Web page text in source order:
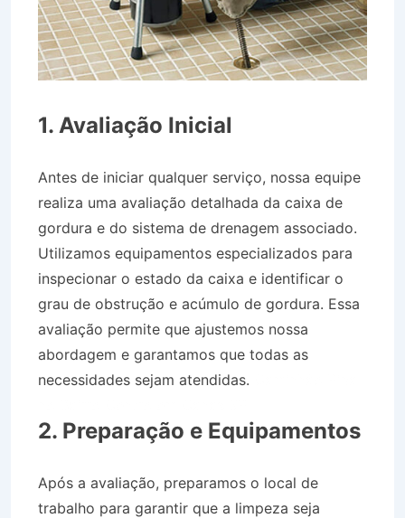
1. Avaliação Inicial
Antes de iniciar qualquer serviço, nossa equipe
realiza uma avaliação detalhada da caixa de
gordura e do sistema de drenagem associado.
Utilizamos equipamentos especializados para
inspecionar o estado da caixa e identificar o
grau de obstrução e acúmulo de gordura. Essa
avaliação permite que ajustemos nossa
abordagem e garantamos que todas as
necessidades sejam atendidas.
2. Preparação e Equipamentos
Após a avaliação, preparamos o local de
trabalho para garantir que a limpeza seja